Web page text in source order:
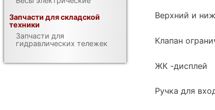
Верхний и
Клапан
ЖК -дисплей
Ручка для
Запчасти для складской
техники
Запчасти для
гидравлических тележек